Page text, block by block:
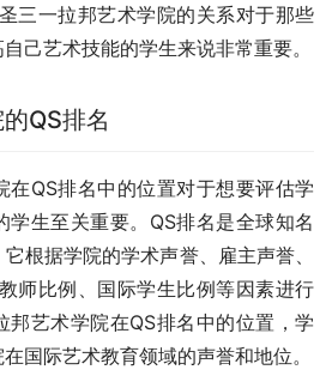
三一拉邦艺术学院的关系对于那些
己艺术技能的学生来说非常重要。
QS排名
在QS排名中的位置对于想要评估学
学生至关重要。QS排名是全球知名
根据学院的学术声誉、雇主声誉、
师比例、国际学生比例等因素进行
邦艺术学院在QS排名中的位置，学
国际艺术教育领域的声誉和地位。